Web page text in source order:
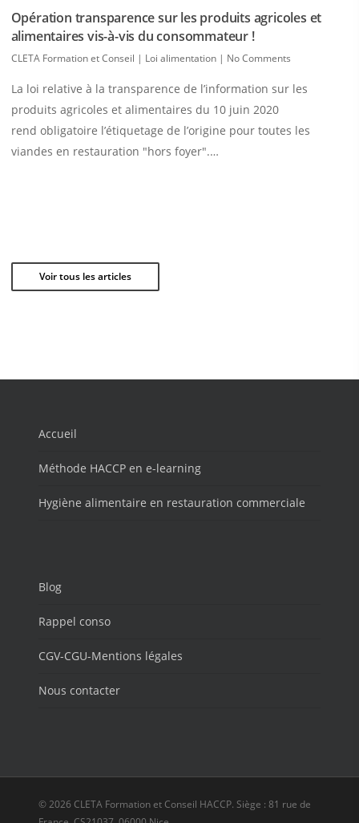
Opération transparence sur les produits agricoles et
alimentaires vis-à-vis du consommateur !
CLETA Formation et Conseil | Loi alimentation | No Comments
La loi relative à la transparence de l’information sur les
produits agricoles et alimentaires du 10 juin 2020
rend obligatoire l’étiquetage de l’origine pour toutes les
viandes en restauration "hors foyer".…
Voir tous les articles
Accueil
Méthode HACCP en e-learning
Hygiène alimentaire en restauration commerciale
Blog
Rappel conso
CGV-CGU-Mentions légales
Nous contacter
© 2026 CLETA Formation et Conseil HACCP. Siège : 81 rue de